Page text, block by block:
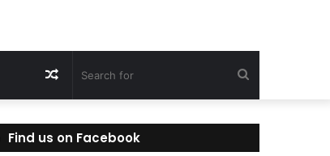
for
Random
Article
Find us on Facebook